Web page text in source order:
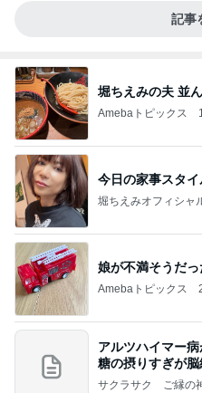
記事
堀ちえみの夫 並
Amebaトピックス
今日の家事スタイ
堀ちえみオフィシャ
娘が不満そうだ
Amebaトピックス
アルツハイマー
糖の摂りすぎが
の恐
サクラサク ご縁の